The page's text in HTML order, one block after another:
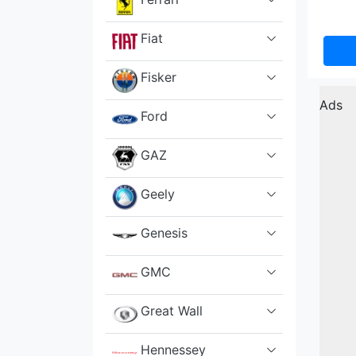
Fiat
Fisker
Ford
GAZ
Geely
Genesis
GMC
Great Wall
Hennessey
Ads